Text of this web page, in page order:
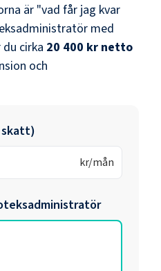
är "vad får jag kvar
med
cirka 20 400 kr netto
och
skatt)
kr/mån